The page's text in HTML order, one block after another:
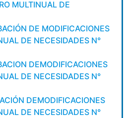
MULTINUAL DE
DE MODIFICACIONES
DE NECESIDADES N°
DEMODIFICACIONES
DE NECESIDADES N°
DEMODIFICACIONES
DE NECESIDADES N°